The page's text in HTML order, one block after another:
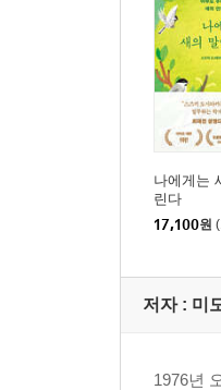
논문 조작 스
왜 믿어주지
완벽한 ‘쥐
인간 iPS세
재생의료의
질병의 원인
iPS세포 은행
2부 인터뷰
최고 저널의
‘책갈피’와 ‘
나에게는
린다
17,100원
저자 : 미
1976년